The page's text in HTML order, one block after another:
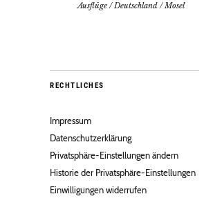
Ausflüge /Deutschland /Mosel
RECHTLICHES
Impressum
Datenschutzerklärung
Privatsphäre-Einstellungen ändern
Historie der Privatsphäre-Einstellungen
Einwilligungen widerrufen